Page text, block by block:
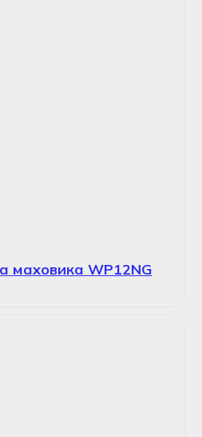
маховика WP12NG